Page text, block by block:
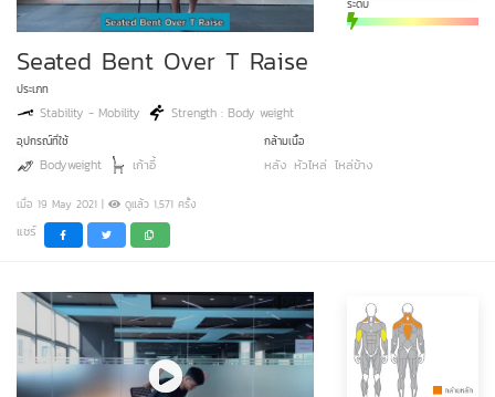
ระดับ
Seated Bent Over T Raise
ประเภท
Stability - Mobility Strength : Body weight
อุปกรณ์ที่ใช้
Bodyweight เก้าอี้
กล้ามเนื้อ
หลัง หัวไหล่ ไหล่ข้าง
เมื่อ 19 May 2021 | ดูแล้ว 1,571 ครั้ง
แชร์